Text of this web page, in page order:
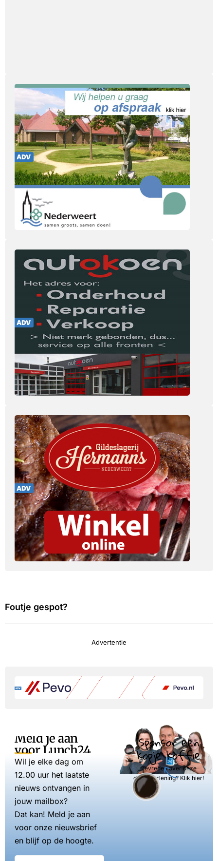
Foutje gespot?
Advertentie
Meld je aan
voor Lunch24
Wil je elke dag om
12.00 uur het laatste
nieuws ontvangen in
jouw mailbox?
Dat kan! Meld je aan
voor onze nieuwsbrief
en blijf op de hoogte.
Sponsor een
kopje koffie
Tevreden over onze
dienstverlening? Klik hier!